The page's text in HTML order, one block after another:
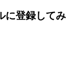
に登録してみ